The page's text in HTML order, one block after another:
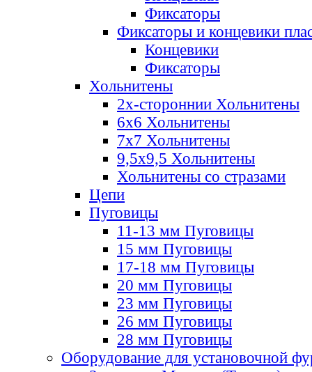
Фиксаторы
Фиксаторы и концевики
Концевики
Фиксаторы
Хольнитены
2х-стороннии Хольнитены
6х6 Хольнитены
7х7 Хольнитены
9,5х9,5 Хольнитены
Хольнитены со стразами
Цепи
Пуговицы
11-13 мм Пуговицы
15 мм Пуговицы
17-18 мм Пуговицы
20 мм Пуговицы
23 мм Пуговицы
26 мм Пуговицы
28 мм Пуговицы
Оборудование для установочной